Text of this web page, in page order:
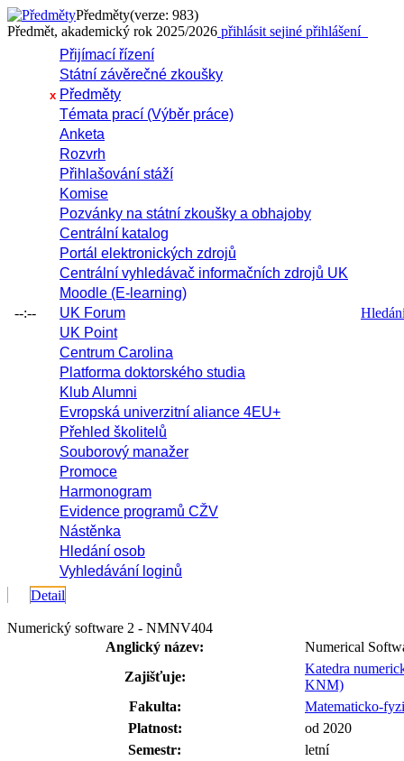
Předměty(verze: 983)
Předmět, akademický rok 2025/2026 přihlásit sejiné přihlášení
--:--
Přijímací řízení
Státní závěrečné zkoušky
x Předměty
Témata prací (Výběr práce)
Anketa
Rozvrh
Přihlašování stáží
Komise
Pozvánky na státní zkoušky a obhajoby
Centrální katalog
Portál elektronických zdrojů
Centrální vyhledávač informačních zdrojů UK
Moodle (E-learning)
UK Forum
UK Point
Centrum Carolina
Platforma doktorského studia
Klub Alumni
Evropská univerzitní aliance 4EU+
Přehled školitelů
Souborový manažer
Promoce
Harmonogram
Evidence programů CŽV
Nástěnka
Hledání osob
Vyhledávání loginů
Detail
Numerický software 2 - NMNV404
Anglický název:
Numerical
Zajišťuje:
Katedra
KNM)
Fakulta:
Matematicko-
Platnost:
od 2020
Semestr:
letní